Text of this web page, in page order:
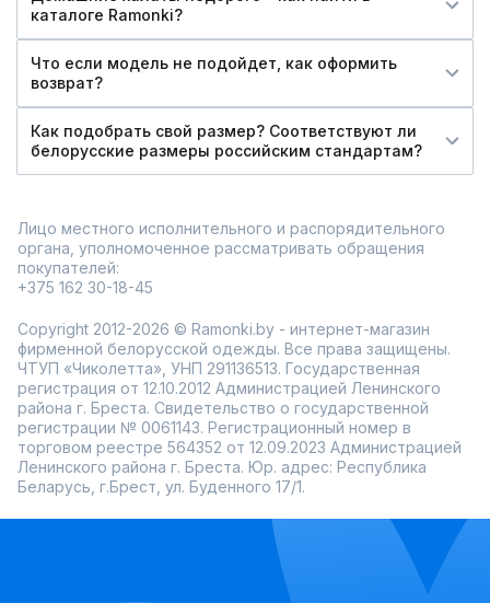
каталоге Ramonki?
Что если модель не подойдет, как оформить
возврат?
Как подобрать свой размер? Соответствуют ли
белорусские размеры российским стандартам?
Лицо местного исполнительного и распорядительного
органа, уполномоченное рассматривать обращения
покупателей:
+375 162 30-18-45
Copyright 2012-2026 © Ramonki.by - интернет-магазин
фирменной белорусской одежды. Все права защищены.
ЧТУП «Чиколетта», УНП 291136513. Государственная
регистрация от 12.10.2012 Администрацией Ленинского
района г. Бреста. Свидетельство о государственной
регистрации № 0061143. Регистрационный номер в
торговом реестре 564352 от 12.09.2023 Администрацией
Ленинского района г. Бреста. Юр. адрес: Республика
Беларусь, г.Брест, ул. Буденного 17/1.